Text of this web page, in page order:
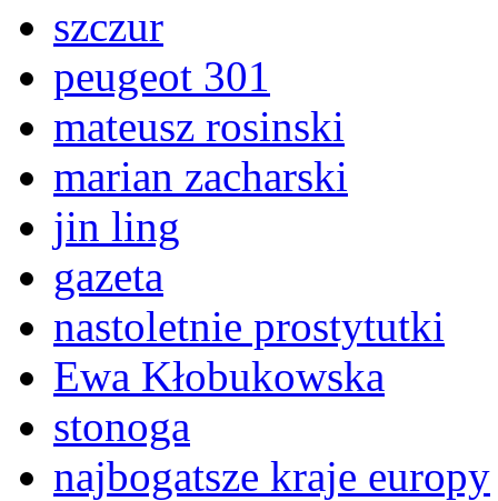
szczur
peugeot 301
mateusz rosinski
marian zacharski
jin ling
gazeta
nastoletnie prostytutki
Ewa Kłobukowska
stonoga
najbogatsze kraje europy